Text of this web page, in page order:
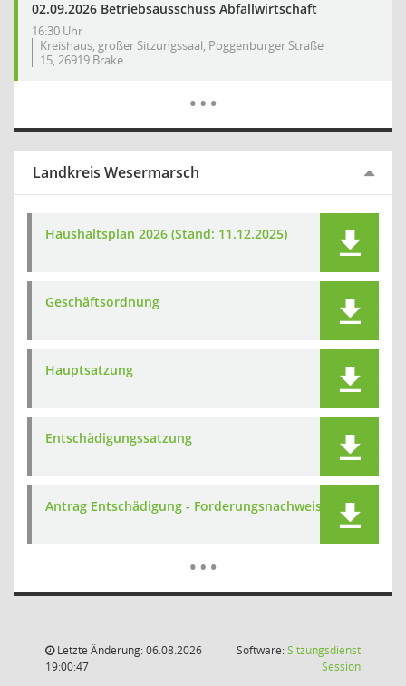
02.09.2026 Betriebsausschuss Abfallwirtschaft
16:30 Uhr
Kreishaus, großer Sitzungssaal, Poggenburger Straße
15, 26919 Brake
…
Landkreis Wesermarsch
Haushaltsplan 2026 (Stand: 11.12.2025)
Geschäftsordnung
Hauptsatzung
Entschädigungssatzung
Antrag Entschädigung - Forderungsnachweis
… Mehr
Letzte Änderung: 06.08.2026
19:00:47
Software:Sitzungsdienst
Session(Wird in